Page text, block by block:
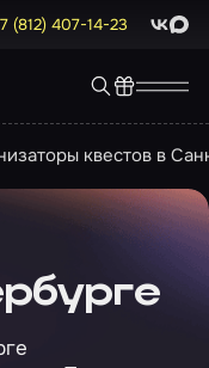
(812) 407-14-23 Max
квестов в